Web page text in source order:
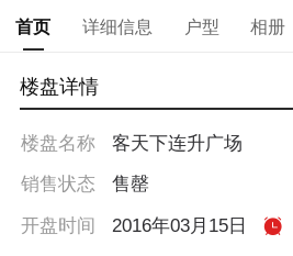
首页 详细信息 户型 相册
楼盘详情
楼盘名称
客天下连升广场
销售状态
售罄
开盘时间
2016年03月15日